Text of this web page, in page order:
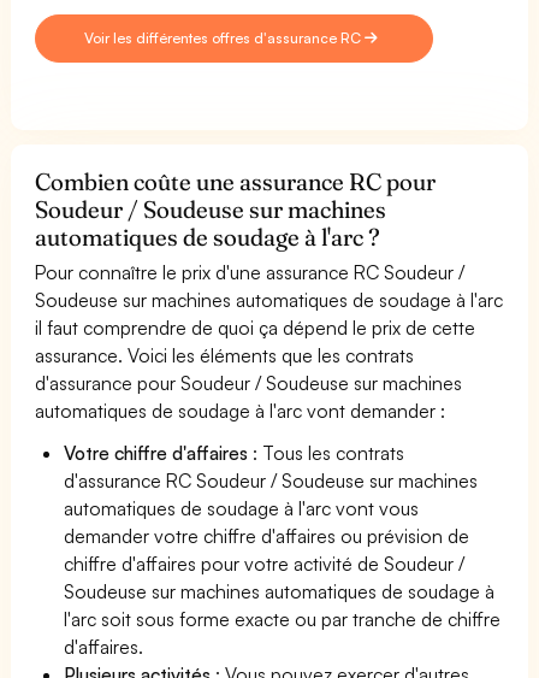
Voir les différentes offres d'assurance RC
Combien coûte une assurance RC pour
Soudeur / Soudeuse sur machines
automatiques de soudage à l'arc ?
Pour connaître le prix d'une assurance RC Soudeur /
Soudeuse sur machines automatiques de soudage à l'arc
il faut comprendre de quoi ça dépend le prix de cette
assurance. Voici les éléments que les contrats
d'assurance pour Soudeur / Soudeuse sur machines
automatiques de soudage à l'arc vont demander :
Votre chiffre d'affaires : Tous les contrats
d'assurance RC Soudeur / Soudeuse sur machines
automatiques de soudage à l'arc vont vous
demander votre chiffre d'affaires ou prévision de
chiffre d'affaires pour votre activité de Soudeur /
Soudeuse sur machines automatiques de soudage à
l'arc soit sous forme exacte ou par tranche de chiffre
d'affaires.